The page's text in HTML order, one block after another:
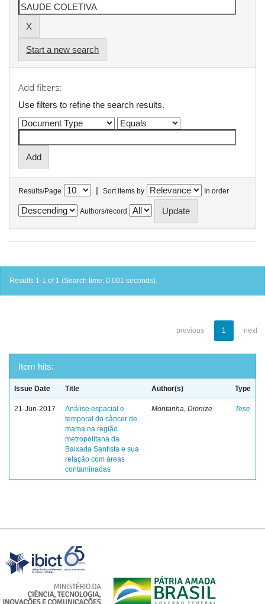
Start a new search
Add filters:
Use filters to refine the search results.
Results/Page | Sort items by In order
Authors/record
Results 1-1 of 1 (Search time: 0.001 seconds).
previous 1 next
Item hits:
Issue Date Title Author(s) Type
21-Jun-2017
Análise espacial e
temporal do câncer de
mama na região
metropolitana da
Baixada Santista e sua
relação com áreas
contaminadas
Montanha, Dionize Tese